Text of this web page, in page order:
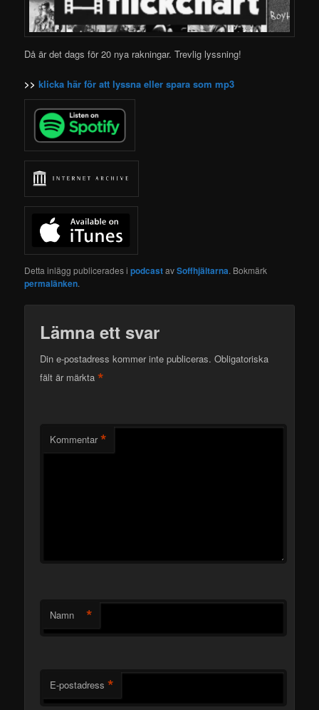
Då är det dags för 20 nya rakningar.Trevlig lyssning!
>>klicka här för att lyssna eller spara som mp3
Detta inlägg publicerades ipodcastavSoffhjältarna. Bokmärk
permalänken.
Lämna ett svar
Din e-postadress kommer inte publiceras. Obligatoriska
fält är märkta*
Kommentar *
Namn *
E-postadress *